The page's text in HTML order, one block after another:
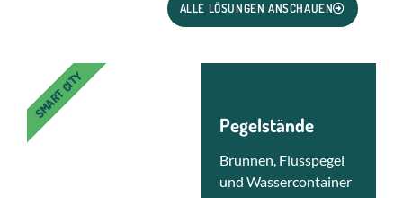
ALLE LÖSUNGEN ANSCHAUEN
Pegelstände
Brunnen, Flusspegel
und Wassercontainer
SMART CITY